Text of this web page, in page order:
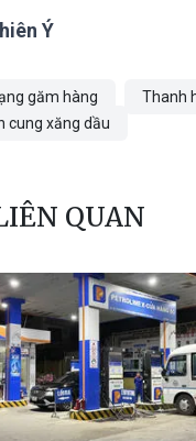
Ý
găm hàng Thanh
cung xăng dầu
QUAN